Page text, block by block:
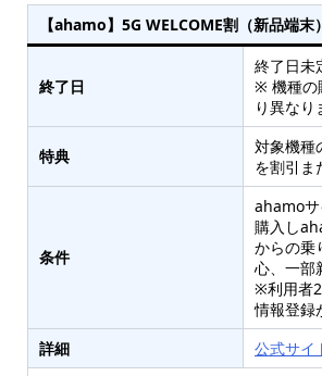
【ahamo】5G WELCOME割（新品端末）
終了日
終了日未
※ 機種の
り異なり
特典
対象機種
を割引ま
条件
ahamoサ
購入し
からの乗
心、一部
※利用者
情報登録
詳細
公式サイ